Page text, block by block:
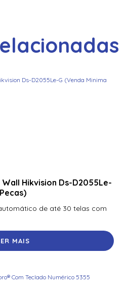
Hikvision Ds-D2055Le-
de até 30 telas com
MAIS